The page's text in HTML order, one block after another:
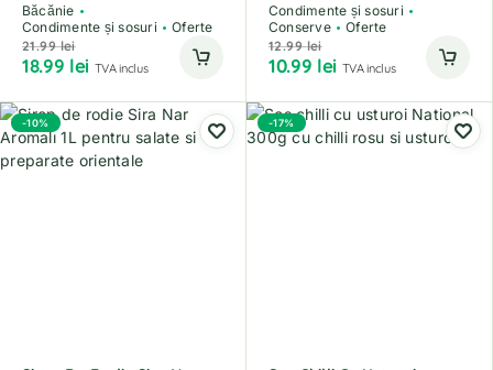
Băcănie
Condimente și sosuri
Oferte
21.99lei
18.99 lei TVA inclus
Condimente și sosuri
Conserve
Oferte
12.99lei
10.99 lei TVA inclus
-10% -17%